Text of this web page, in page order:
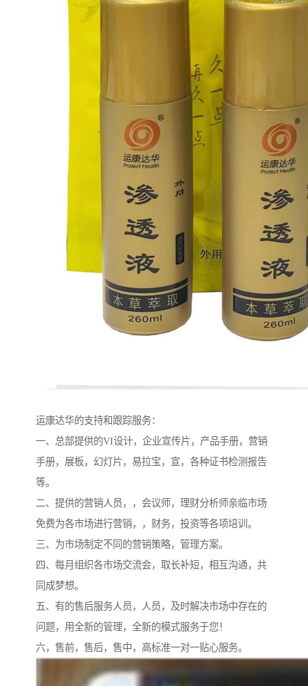
运康达华的支持和跟踪服务：
一、总部提供的VI设计，企业宣传片，产品手册，营销
手册，展板，幻灯片，易拉宝，宣，各种证书检测报告
等。
二、提供的营销人员，，会议师，理财分析师亲临市场
免费为各市场进行营销，，财务，投资等各项培训。
三、为市场制定不同的营销策略，管理方案。
四、每月组织各市场交流会，取长补短，相互沟通，共
同成梦想。
五、有的售后服务人员，人员，及时解决市场中存在的
问题，用全新的管理，全新的模式服务于您！
六，售前，售后，售中，高标准一对一贴心服务。